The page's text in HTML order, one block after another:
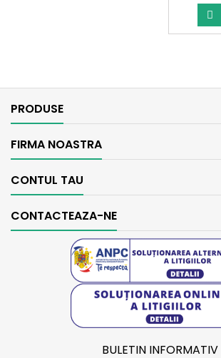

PRODUSE
FIRMA NOASTRA
CONTUL TAU
CONTACTEAZA-NE
BULETIN INFORMATIV